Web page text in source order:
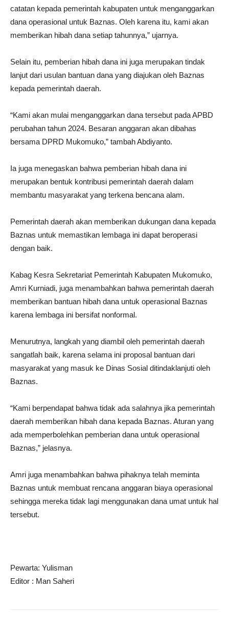
catatan kepada pemerintah kabupaten untuk menganggarkan
dana operasional untuk Baznas. Oleh karena itu, kami akan
memberikan hibah dana setiap tahunnya,” ujarnya.
Selain itu, pemberian hibah dana ini juga merupakan tindak
lanjut dari usulan bantuan dana yang diajukan oleh Baznas
kepada pemerintah daerah.
“Kami akan mulai menganggarkan dana tersebut pada APBD
perubahan tahun 2024. Besaran anggaran akan dibahas
bersama DPRD Mukomuko,” tambah Abdiyanto.
Ia juga menegaskan bahwa pemberian hibah dana ini
merupakan bentuk kontribusi pemerintah daerah dalam
membantu masyarakat yang terkena bencana alam.
Pemerintah daerah akan memberikan dukungan dana kepada
Baznas untuk memastikan lembaga ini dapat beroperasi
dengan baik.
Kabag Kesra Sekretariat Pemerintah Kabupaten Mukomuko,
Amri Kurniadi, juga menambahkan bahwa pemerintah daerah
memberikan bantuan hibah dana untuk operasional Baznas
karena lembaga ini bersifat nonformal.
Menurutnya, langkah yang diambil oleh pemerintah daerah
sangatlah baik, karena selama ini proposal bantuan dari
masyarakat yang masuk ke Dinas Sosial ditindaklanjuti oleh
Baznas.
“Kami berpendapat bahwa tidak ada salahnya jika pemerintah
daerah memberikan hibah dana kepada Baznas. Aturan yang
ada memperbolehkan pemberian dana untuk operasional
Baznas,” jelasnya.
Amri juga menambahkan bahwa pihaknya telah meminta
Baznas untuk membuat rencana anggaran biaya operasional
sehingga mereka tidak lagi menggunakan dana umat untuk hal
tersebut.
Pewarta: Yulisman
Editor : Man Saheri